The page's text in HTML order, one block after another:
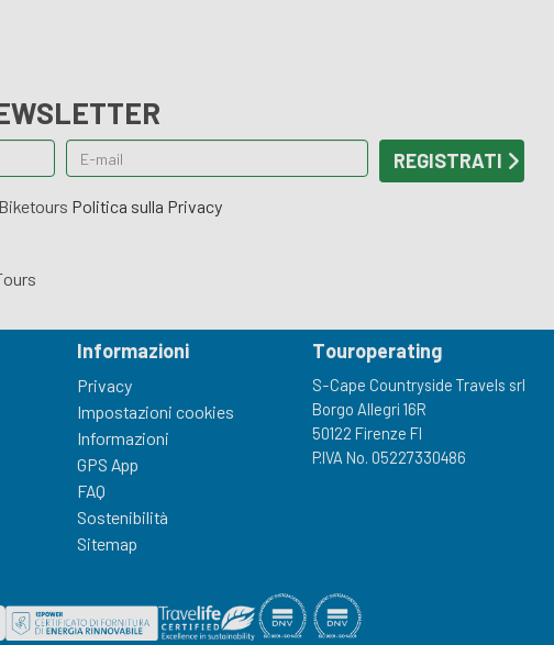
Politica sulla Privacy
Informazioni
Privacy
Impostazioni cookies
Informazioni
GPS App
FAQ
Sostenibilità
Sitemap
Touroperating
S-Cape Countryside Travels srl
Borgo Allegri 16R
50122 Firenze FI
P.IVA No. 05227330486